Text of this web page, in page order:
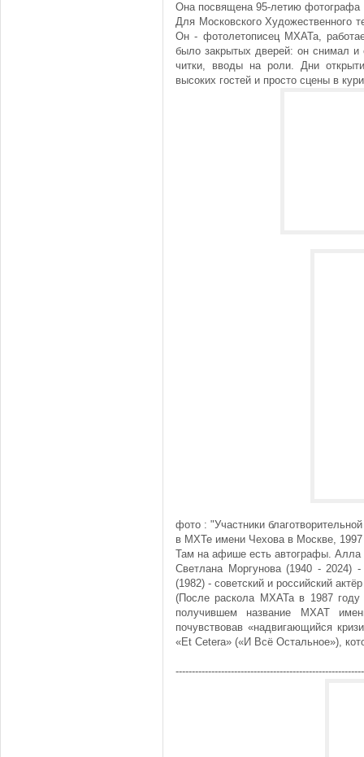
Она посвящена 95-летию фотографа
Для Московского Художественного
Он - фотолетописец МХАТа,
было закрытых дверей: он снимал и
читки, вводы на роли. Дни
высоких гостей и просто сцены в
фото : "Участники
в МХТе имени Чехова в Москве,
Там на афише есть автографы. Алла
Светлана Моргунова (1940 - 2024)
(1982) - советский и российский
(После раскола МХАТа в 1987
получившем название МХАТ
почувствовав «надвигающийся
«Et Cetera» («И Всё Остальное»),